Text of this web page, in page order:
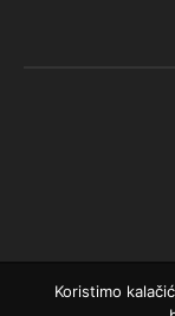
Koristimo